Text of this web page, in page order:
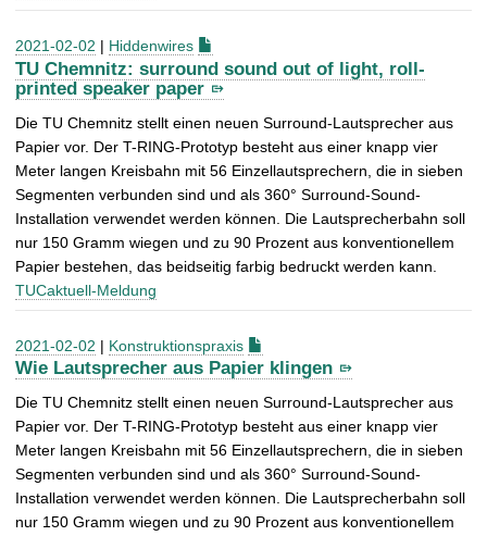
2021-02-02 | Hiddenwires
TU Chemnitz: surround sound out of light, roll-
printed speaker paper
Die TU Chemnitz stellt einen neuen Surround-Lautsprecher aus
Papier vor. Der T-RING-Prototyp besteht aus einer knapp vier
Meter langen Kreisbahn mit 56 Einzellautsprechern, die in sieben
Segmenten verbunden sind und als 360° Surround-Sound-
Installation verwendet werden können. Die Lautsprecherbahn soll
nur 150 Gramm wiegen und zu 90 Prozent aus konventionellem
Papier bestehen, das beidseitig farbig bedruckt werden kann.
TUCaktuell-Meldung
2021-02-02 | Konstruktionspraxis
Wie Lautsprecher aus Papier klingen
Die TU Chemnitz stellt einen neuen Surround-Lautsprecher aus
Papier vor. Der T-RING-Prototyp besteht aus einer knapp vier
Meter langen Kreisbahn mit 56 Einzellautsprechern, die in sieben
Segmenten verbunden sind und als 360° Surround-Sound-
Installation verwendet werden können. Die Lautsprecherbahn soll
nur 150 Gramm wiegen und zu 90 Prozent aus konventionellem